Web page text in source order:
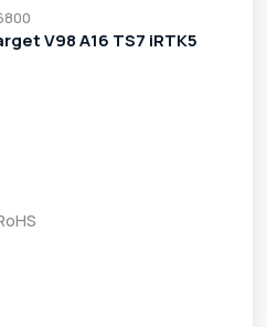
V98 A16 TS7 iRTK5